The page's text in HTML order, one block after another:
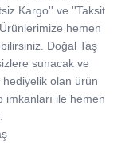
Kargo'' ve ''Taksit
hemen
Doğal Taş
sunacak ve
olan ürün
imkanları ile hemen